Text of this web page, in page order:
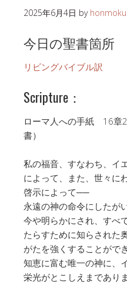
2025年6月4日 by honmoku
今日の聖書箇所
リビングバイブル訳
Scripture：
ローマ人への手紙 16章
書）
私の福音、すなわち、イ
によって、また、世々に
啓示によって──
永遠の神の命令にしたが
今や明らかにされ、すべ
たらすために知らされた
がたを強くすることがで
知恵に富む唯一の神に、
栄光がとこしえまであり